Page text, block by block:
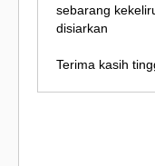
sebarang
disiarkan
Terima kasih